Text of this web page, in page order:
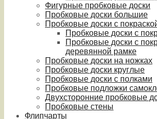
Фигурные пробковые доски
Пробковые доски большие
Пробковые доски с
Пробковые доски с
Пробковые доски с
деревянной рамке
Пробковые доски на ножках
Пробковые доски круглые
Пробковые доски с полками
Пробковые подложки
Двухсторонние пробковые
Пробковые стены
Флипчарты